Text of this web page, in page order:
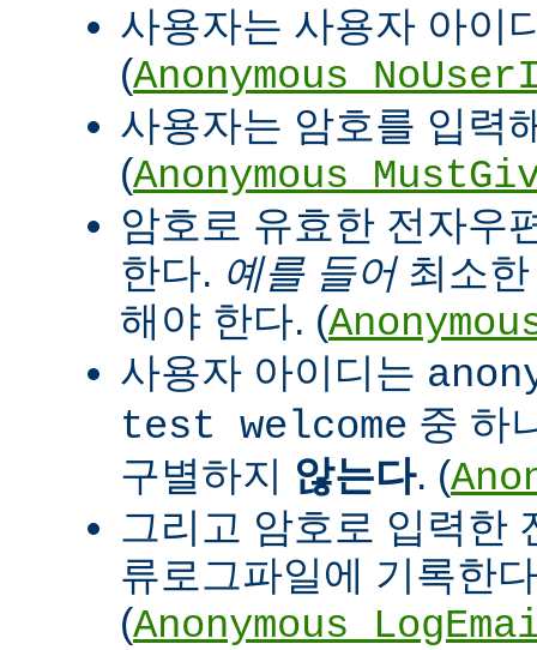
사용자는 사용자 아이
(
사용자는 암호를 입력
(
암호로 유효한 전자우
한다. 예를 들어최소한
해야 한다. (
사용자 아이디는
test welcome 중 하
구별하지 않는다. (
그리고 암호로 입력한
류로그파일에 기록한
(